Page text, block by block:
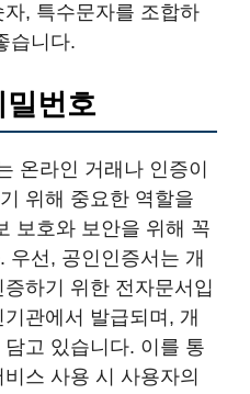
, 특수문자를 조합하
습니다.
밀번호
온라인 거래나 인증이
위해 중요한 역할을
보호와 보안을 위해 꼭
우선, 공인인증서는 개
하기 위한 전자문서입
관에서 발급되며, 개
고 있습니다. 이를 통
스 사용 시 사용자의